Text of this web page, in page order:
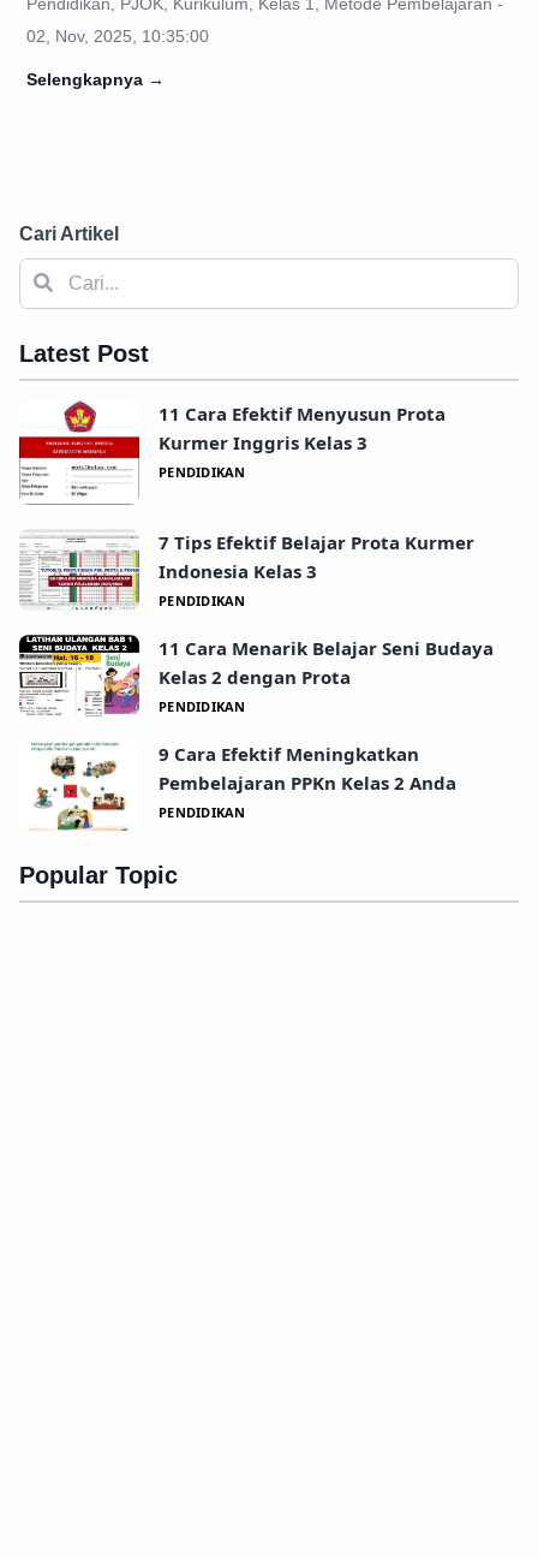
02, Nov, 2025, 10:35:00
Selengkapnya →
Cari Artikel
Latest Post
11 Cara Efektif Menyusun Prota
Kurmer Inggris Kelas 3
PENDIDIKAN
7 Tips Efektif Belajar Prota Kurmer
Indonesia Kelas 3
PENDIDIKAN
11 Cara Menarik Belajar Seni Budaya
Kelas 2 dengan Prota
PENDIDIKAN
9 Cara Efektif Meningkatkan
Pembelajaran PPKn Kelas 2 Anda
PENDIDIKAN
Popular Topic